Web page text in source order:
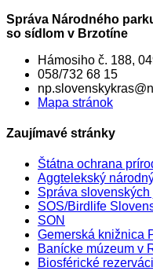
Správa Národného
so sídlom v Brzotíne
Hámosiho č. 188,
058/732 68 15
Mapa stránok
Zaujímavé stránky
Štátna ochrana
Aggtelekský
Správa slovenských
SOS/Birdlife
SON
Gemerská knižnica
Banícke múzeum v
Biosférické